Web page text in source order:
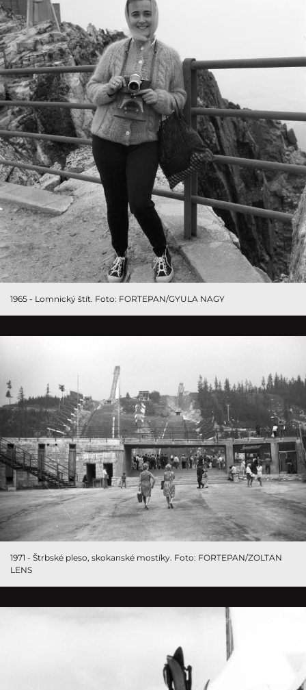
1965 - Lomnický štít. Foto: FORTEPAN/GYULA NAGY
1971 - Štrbské pleso, skokanské mostíky. Foto: FORTEPAN/ZOLTAN
LENS